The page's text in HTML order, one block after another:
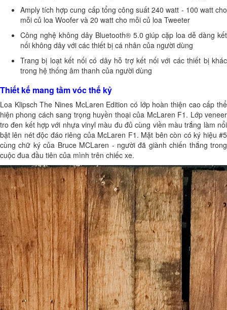
Amply tích hợp cung cấp tổng công suất 240 watt - 100 watt cho
mỗi củ loa Woofer và 20 watt cho mỗi củ loa Tweeter
Công nghệ không dây Bluetooth® 5.0 giúp cặp loa dễ dàng kết
nối không dây với các thiết bị cá nhân của người dùng
Trang bị loạt kết nối có dây hỗ trợ kết nối với các thiết bị khác
trong hệ thống âm thanh của người dùng
Thiết kế mang tầm vóc thế kỷ
Loa Klipsch The Nines McLaren Edition có lớp hoàn thiện cao cấp thể
hiện phong cách sang trọng huyền thoại của McLaren F1. Lớp veneer
tro đen kết hợp với nhựa vinyl màu đu đủ cùng viền màu trắng làm nổi
bật lên nét độc đáo riêng của McLaren F1. Mặt bên còn có ký hiệu #5
cùng chữ ký của Bruce MCLaren - người đã giành chiến thắng trong
cuộc đua đầu tiên của mình trên chiếc xe.